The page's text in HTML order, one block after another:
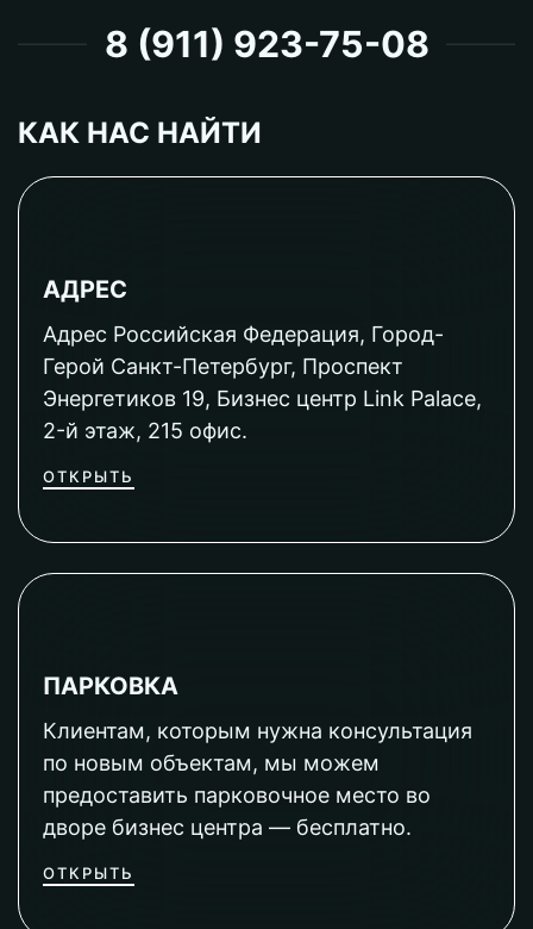
8 (911) 923-75-08
КАК НАС НАЙТИ
АДРЕС
Адрес Российская Федерация, Город-
Герой Санкт-Петербург, Проспект
Энергетиков 19, Бизнес центр Link Palace,
2-й этаж, 215 офис.
ОТКРЫТЬ
ПАРКОВКА
Клиентам, которым нужна консультация
по новым объектам, мы можем
предоставить парковочное место во
дворе бизнес центра — бесплатно.
ОТКРЫТЬ